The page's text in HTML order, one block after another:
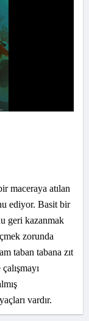
maceraya atılan
ediyor. Basit bir
geri kazanmak
zorunda
taban tabana zıt
vardır.